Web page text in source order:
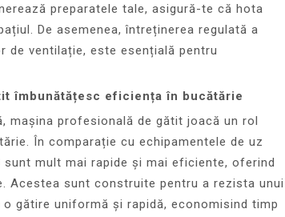
preparatele tale, asigură-te că hota
De asemenea, întreținerea regulată a
ventilație, este esențială pentru
îmbunătățesc eficiența în bucătărie
mașina profesională de gătit joacă un rol
În comparație cu echipamentele de uz
mult mai rapide și mai eficiente, oferind
Acestea sunt construite pentru a rezista unui
gătire uniformă și rapidă, economisind timp